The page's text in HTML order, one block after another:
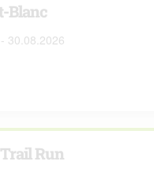
Blanc
30.08.2026
Run